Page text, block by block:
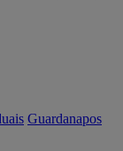
Guardanapos